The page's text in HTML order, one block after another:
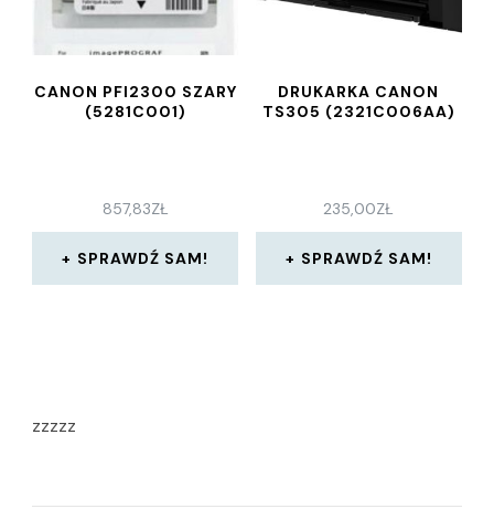
CANON PFI2300 SZARY
(5281C001)
857,83ZŁ
SPRAWDŹ SAM!
DRUKARKA CANON
TS305 (2321C006AA)
235,00ZŁ
SPRAWDŹ SAM!
zzzzz